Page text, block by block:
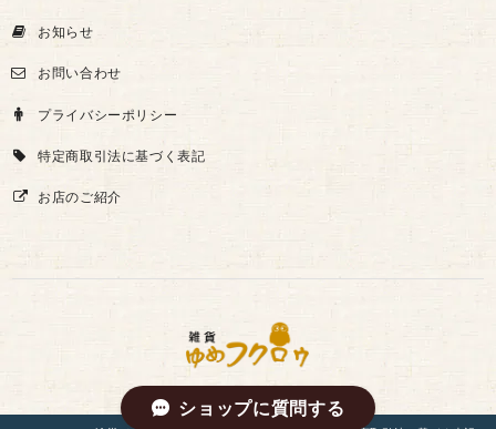
お知らせ
お問い合わせ
プライバシーポリシー
特定商取引法に基づく表記
お店のご紹介
ショップに質問する